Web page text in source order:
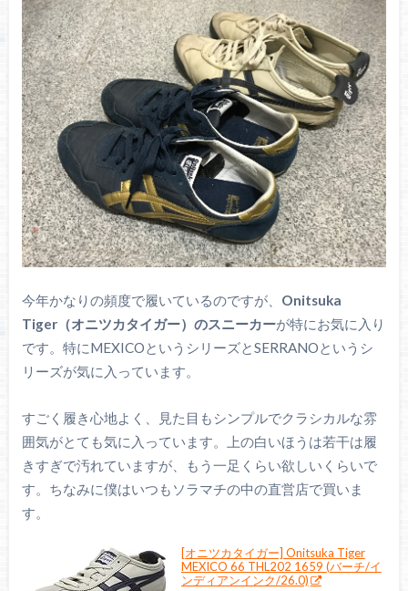
今年かなりの頻度で履いているのですが、 Onitsuka
Tiger（オニツカタイガー）のスニーカーが特にお気に入り
です。特にMEXICOというシリーズとSERRANOというシ
リーズが気に入っています。
すごく履き心地よく、見た目もシンプルでクラシカルな雰
囲気がとても気に入っています。上の白いほうは若干は履
きすぎで汚れていますが、もう一足くらい欲しいくらいで
す。ちなみに僕はいつもソラマチの中の直営店で買いま
す。
[オニツカタイガー] Onitsuka Tiger
MEXICO 66 THL202 1659 (バーチ/イ
ンディアンインク/26.0)